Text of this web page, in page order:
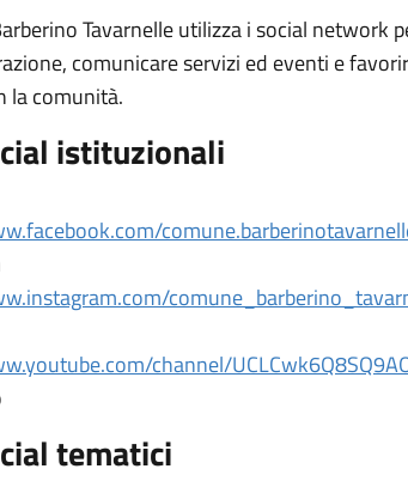
Tavarnelle utilizza i social network
comunicare servizi ed eventi e
la comunità.
istituzionali
channel/
tematici